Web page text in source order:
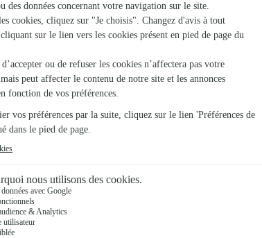
Création par un artisan